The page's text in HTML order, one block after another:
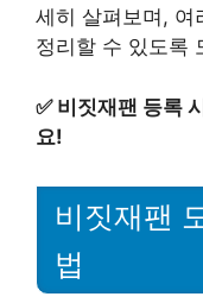
세히 살펴보며, 여
정리할 수 있도록
✅ 비짓재팬 등록
요!
비짓재팬
법